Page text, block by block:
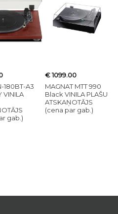
180BT-A3
VINILA
gab.)
€ 1099.00
MAGNAT MTT 990
Black VINILA PLAŠU
ATSKAŅOTĀJS
(cena par gab.)